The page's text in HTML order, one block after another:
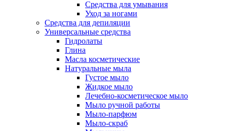
Средства для умывания
Уход за ногами
Средства для депиляции
Универсальные средства
Гидролаты
Глина
Масла косметические
Натуральные мыла
Густое мыло
Жидкое мыло
Лечебно-косметическое мыло
Мыло ручной работы
Мыло-парфюм
Мыло-скраб